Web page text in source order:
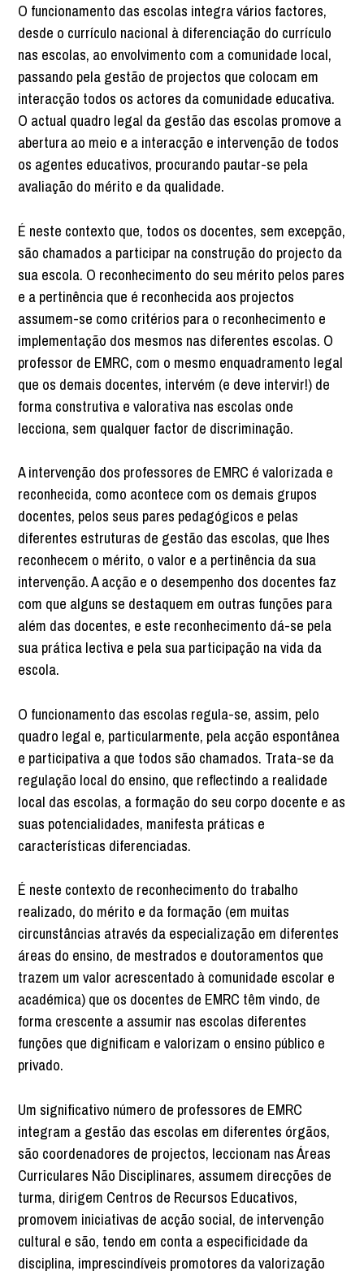
O funcionamento das escolas integra vários factores,
desde o currículo nacional à diferenciação do currículo
nas escolas, ao envolvimento com a comunidade local,
passando pela gestão de projectos que colocam em
interacção todos os actores da comunidade educativa.
O actual quadro legal da gestão das escolas promove a
abertura ao meio e a interacção e intervenção de todos
os agentes educativos, procurando pautar-se pela
avaliação do mérito e da qualidade.
É neste contexto que, todos os docentes, sem excepção,
são chamados a participar na construção do projecto da
sua escola. O reconhecimento do seu mérito pelos pares
e a pertinência que é reconhecida aos projectos
assumem-se como critérios para o reconhecimento e
implementação dos mesmos nas diferentes escolas. O
professor de EMRC, com o mesmo enquadramento legal
que os demais docentes, intervém (e deve intervir!) de
forma construtiva e valorativa nas escolas onde
lecciona, sem qualquer factor de discriminação.
A intervenção dos professores de EMRC é valorizada e
reconhecida, como acontece com os demais grupos
docentes, pelos seus pares pedagógicos e pelas
diferentes estruturas de gestão das escolas, que lhes
reconhecem o mérito, o valor e a pertinência da sua
intervenção. A acção e o desempenho dos docentes faz
com que alguns se destaquem em outras funções para
além das docentes, e este reconhecimento dá-se pela
sua prática lectiva e pela sua participação na vida da
escola.
O funcionamento das escolas regula-se, assim, pelo
quadro legal e, particularmente, pela acção espontânea
e participativa a que todos são chamados. Trata-se da
regulação local do ensino, que reflectindo a realidade
local das escolas, a formação do seu corpo docente e as
suas potencialidades, manifesta práticas e
características diferenciadas.
É neste contexto de reconhecimento do trabalho
realizado, do mérito e da formação (em muitas
circunstâncias através da especialização em diferentes
áreas do ensino, de mestrados e doutoramentos que
trazem um valor acrescentado à comunidade escolar e
académica) que os docentes de EMRC têm vindo, de
forma crescente a assumir nas escolas diferentes
funções que dignificam e valorizam o ensino público e
privado.
Um significativo número de professores de EMRC
integram a gestão das escolas em diferentes órgãos,
são coordenadores de projectos, leccionam nas Áreas
Curriculares Não Disciplinares, assumem direcções de
turma, dirigem Centros de Recursos Educativos,
promovem iniciativas de acção social, de intervenção
cultural e são, tendo em conta a especificidade da
disciplina, imprescindíveis promotores da valorização